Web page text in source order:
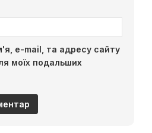
e-mail, та адресу сайту
моїх подальших